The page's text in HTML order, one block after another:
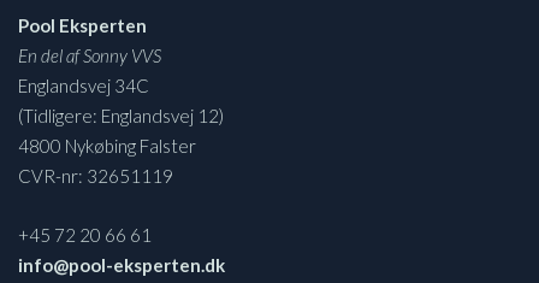
Pool Eksperten
En del af Sonny VVS
Englandsvej 34C
(Tidligere: Englandsvej 12)
4800 Nykøbing Falster
CVR-nr: 32651119
+45 72 20 66 61
info@pool-eksperten.dk